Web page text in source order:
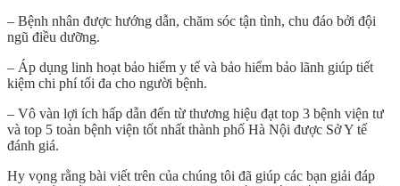
– Bệnh nhân được hướng dẫn, chăm sóc tận tình, chu đáo bởi đội
ngũ điều dưỡng.
– Áp dụng linh hoạt bảo hiểm y tế và bảo hiểm bảo lãnh giúp tiết
kiệm chi phí tối đa cho người bệnh.
– Vô vàn lợi ích hấp dẫn đến từ thương hiệu đạt top 3 bệnh viện tư
và top 5 toàn bệnh viện tốt nhất thành phố Hà Nội được Sở Y tế
đánh giá.
Hy vọng rằng bài viết trên của chúng tôi đã giúp các bạn giải đáp